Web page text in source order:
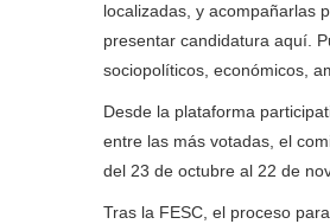
localizadas, y acompañarlas
presentar candidatura aquí.
sociopolíticos, económicos,
Desde la plataforma
entre las más votadas, el
del 23 de octubre al 22 de
Tras la FESC, el proceso